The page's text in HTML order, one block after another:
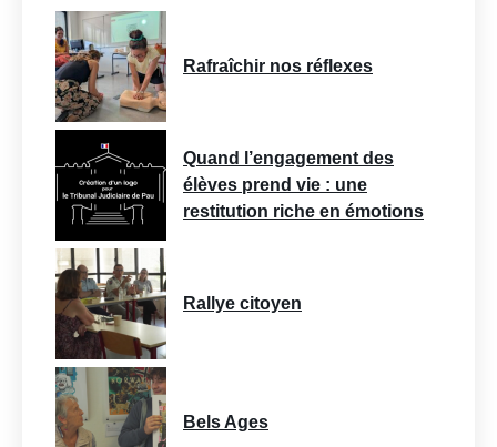
Rafraîchir nos réflexes
Quand l’engagement des
élèves prend vie : une
restitution riche en émotions
Rallye citoyen
Bels Ages